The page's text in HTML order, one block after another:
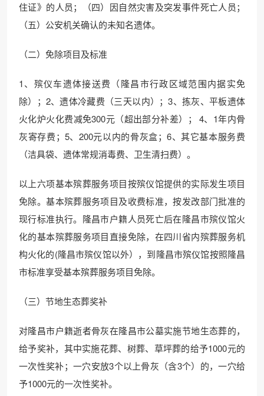
住证》的人员；（四）因自然灾害及突发事件死亡人员；
（五）公安机关确认的未知名遗体。
（二）免除项目及标准
1、殡仪车遗体接送费（隆昌市行政区域范围内据实免
除）；2、遗体冷藏费（三天以内）；3、拣灰、平板遗体
火化炉火化费减免300元（超出部分补差）； 4、1年内骨
灰寄存费；5、200元以内的骨灰盒；6、其它基本服务费
（洁具袋、遗体常规消毒费、卫生清扫费）。
以上六项基本殡葬服务项目按殡仪馆提供的实际发生项目
免除。基本殡葬服务项目及收费标准，按发改部门批准的
现行标准执行。隆昌市户籍人员死亡后在隆昌市殡仪馆火
化的基本殡葬服务项目直接免除，在四川省内殡葬服务机
构火化的(隆昌市殡仪馆以外），到隆昌市殡仪馆按照隆昌
市标准享受基本殡葬服务项目免除。
（三）节地生态葬奖补
对隆昌市户籍逝者骨灰在隆昌市公墓实施节地生态葬的，
给予奖补，其中实施花葬、树葬、草坪葬的给予1000元的
一次性奖补；一穴安放3个以上骨灰（含3个）的，一穴给
予1000元的一次性奖补。